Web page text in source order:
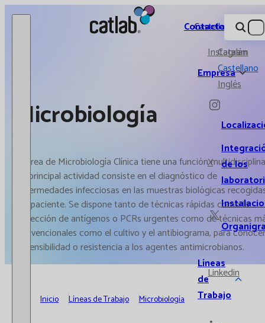
Catlab.
Empresa
de los
Líneas
de
Trabajo
Contacto
Instagram
X
Linkedin
Castellano
Catalán
Castellano
Inglés
Microbiología
El área de Microbiología Clínica tiene una función
Su principal actividad consiste en el diagnóstico de
enfermedades infecciosas en las muestras biológicas
del paciente. Se dispone tanto de técnicas rápidas como la
detección de antígenos o PCRs urgentes como de técnicas
convencionales como el cultivo y el antibiograma, para conocer
la sensibilidad o resistencia a los agentes antimicrobianos.
Inicio Líneas de Trabajo Microbiología